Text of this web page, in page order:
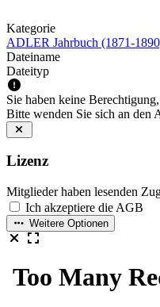
Kategorie
ADLER Jahrbuch (1871-
Dateiname
Dateityp
Sie haben keine
Bitte wenden Sie sich an den
Lizenz
Mitglieder haben lesenden
Ich akzeptiere die AGB
Weitere Optionen